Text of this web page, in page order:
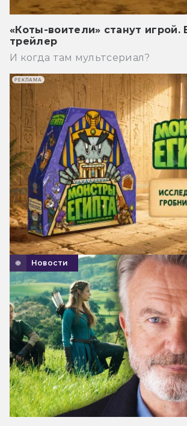
«Коты-воители» станут игрой.
трейлер
И когда там мультсериал?
Новости
РЕКЛАМА